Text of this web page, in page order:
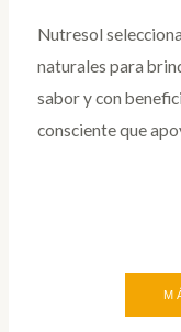
Nutresol
naturales para
sabor y con
consciente que